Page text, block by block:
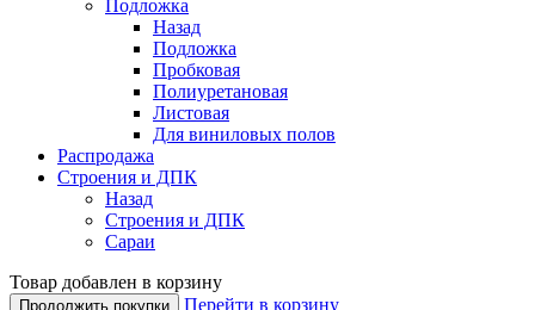
Подложка
Назад
Подложка
Пробковая
Полиуретановая
Листовая
Для виниловых полов
Распродажа
Строения и ДПК
Назад
Строения и ДПК
Сараи
Товар добавлен в корзину
Продолжить покупки Перейти в корзину